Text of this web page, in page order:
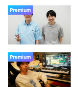
Premium
Premium